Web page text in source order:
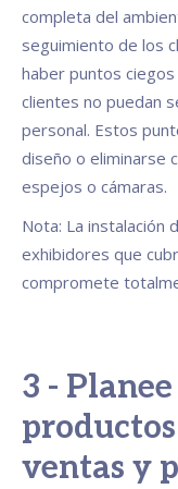
completa del
seguimiento de los
haber puntos
clientes no puedan
personal. Estos
diseño o eliminarse
espejos o cámaras.
Nota: La instalación
exhibidores que
compromete
3 -
ventas y